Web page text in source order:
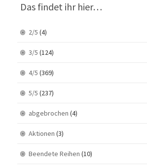
Das findet ihr hier…
2/5 (4)
3/5 (124)
4/5 (369)
5/5 (237)
abgebrochen (4)
Aktionen (3)
Beendete Reihen (10)